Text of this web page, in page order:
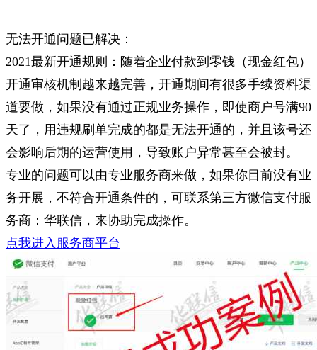
无法开通问题已解决：
2021最新开通规则：随着企业付款到零钱（现金红包）
开通审核机制越来越完善，开通期间有很多手续资料渠
道要做，如果没有通过正规业务操作，即使商户号满90
天了，用违规刷单完成的都是无法开通的，并且该号还
会影响后期的运营使用，导致账户异常甚至会被封。
专业的问题可以由专业服务商来做，如果你目前没有业
务开展，不符合开通条件的，可联系第三方微信支付服
务商：华联信，来协助完成操作。
点我进入服务商平台